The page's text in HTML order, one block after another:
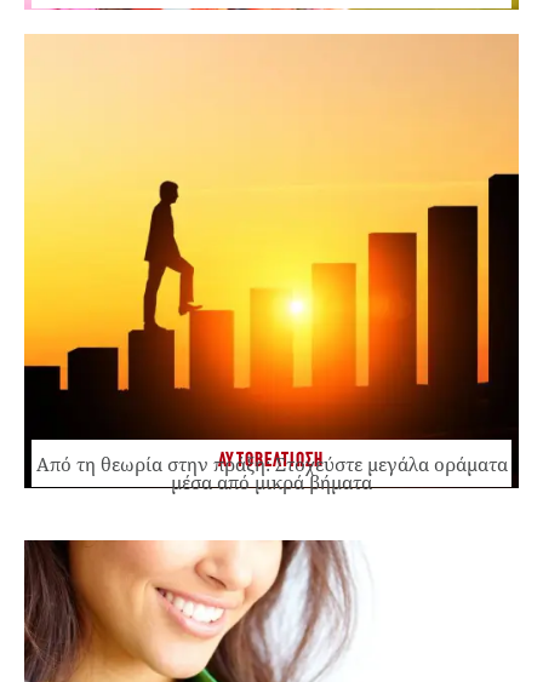
ΑΥΤΟΒΕΛΤΙΩΣΗ
Από τη θεωρία στην πράξη: Στοχεύστε μεγάλα οράματα
μέσα από μικρά βήματα